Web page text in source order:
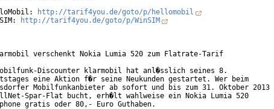
http://tarif4you.de/goto/p/hellomobil
http://tarif4you.de/goto/p/WinSIM
verschenkt Nokia Lumia 520 zum Flatrate-Tarif
Discounter klarmobil hat anl�sslich seines 8.
eine Aktion f�r seine Neukunden gestartet. Wer beim
Mobilfunkanbieter ab sofort und bis zum 31. Oktober 2013
Spar-Flat bucht, erh�lt wahlweise ein Nokia Lumia 520
gratis oder 80,- Euro Guthaben.